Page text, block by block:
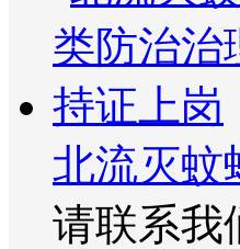
北流灭蚊
请联系我